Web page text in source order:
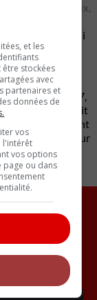
les 700 chevaux,
batteries, ce qui
qu’à une
to-load.
avant 2027,
du Nord pourrait
de déploiement
se prononcer sur
distinctif,
de prix.
et les
stockées
avec
partenaires et
données de
vos
l'intérêt
vos options
page ou dans